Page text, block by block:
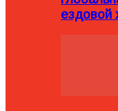
ездовой